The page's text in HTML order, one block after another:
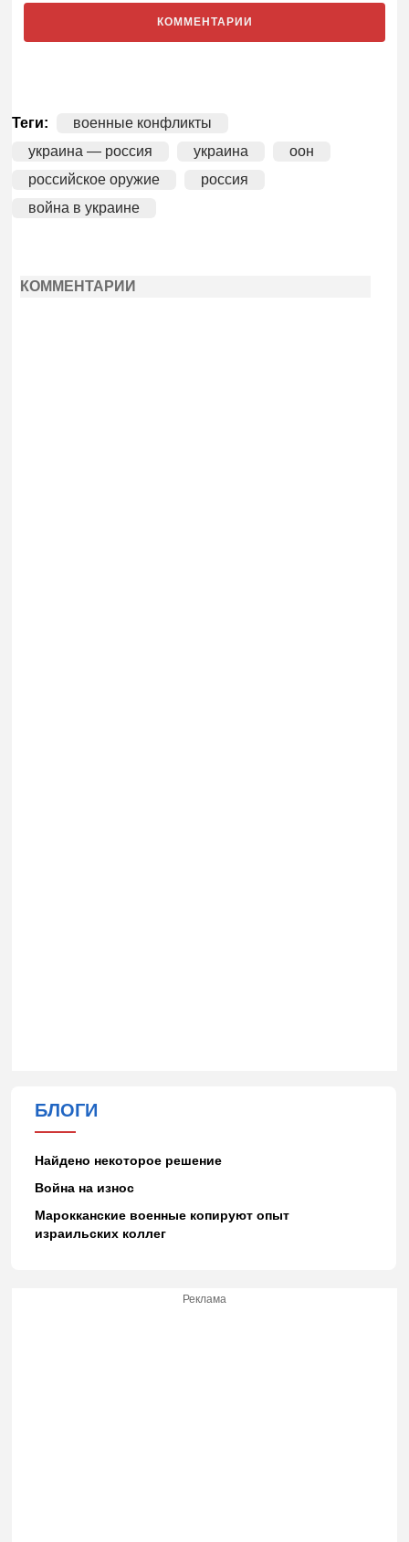
КОММЕНТАРИИ
Теги:
военные конфликты
украина — россия
украина
оон
российское оружие
россия
война в украине
КОММЕНТАРИИ
БЛОГИ
Найдено некоторое решение
Война на износ
Марокканские военные копируют опыт
израильских коллег
Реклама